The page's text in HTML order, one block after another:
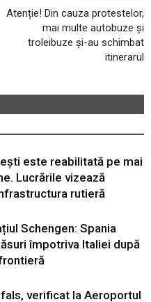
Atenție! Din cauza protestelor,
mai multe autobuze și
troleibuze și-au schimbat
itinerarul
este reabilitată pe mai
Lucrările vizează
rutieră
Schengen: Spania
împotriva Italiei după
verificat la Aeroportul